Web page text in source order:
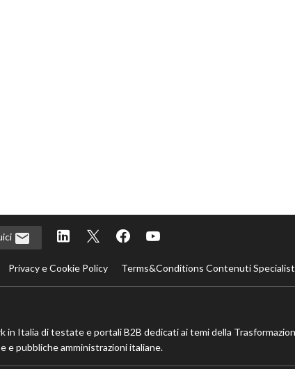
Privacy e Cookie Policy Terms&Conditions Contenuti
in Italia di testate e portali B2B dedicati ai temi della
e pubbliche amministrazioni italiane.